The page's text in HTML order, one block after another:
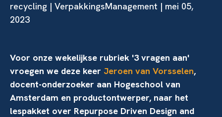
recycling | VerpakkingsManagement | mei 05,
2023
Voor onze wekelijkse rubriek '3 vragen aan'
vroegen we deze keer Jeroen van Vorsselen,
docent-onderzoeker aan Hogeschool van
Amsterdam en productontwerper, naar het
lespakket over Repurpose Driven Design and